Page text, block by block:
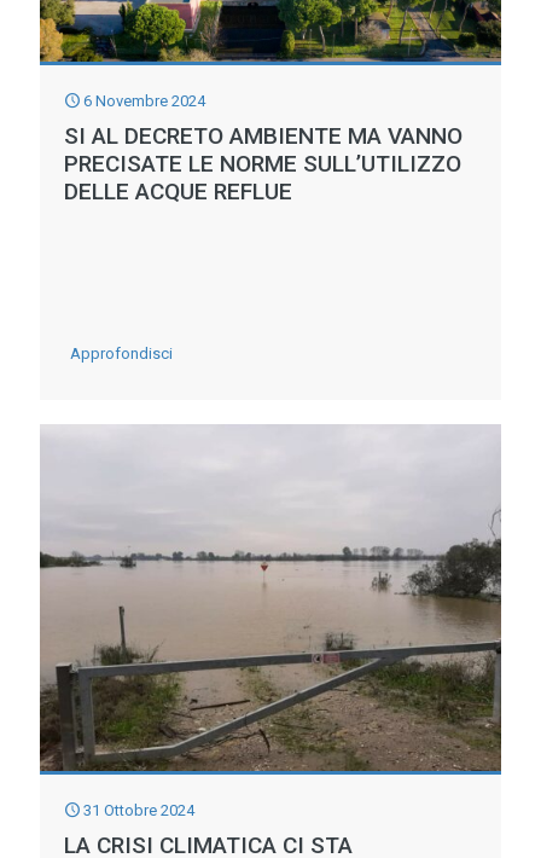
6 Novembre 2024
SI AL DECRETO AMBIENTE MA VANNO
PRECISATE LE NORME SULL’UTILIZZO
DELLE ACQUE REFLUE
Approfondisci-
AL
NORME
SULL’UTILIZZO
DELLE
31 Ottobre 2024
LA CRISI CLIMATICA CI STA